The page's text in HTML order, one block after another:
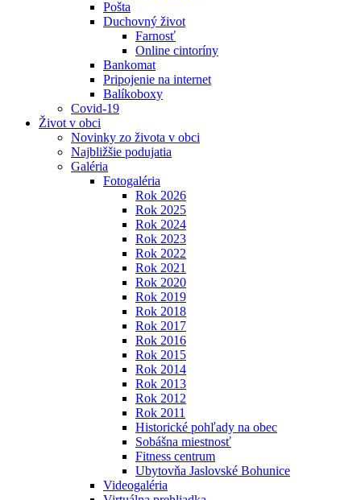
Pošta
Duchovný život
Farnosť
Online cintoríny
Bankomat
Pripojenie na internet
Balíkoboxy
Covid-19
Život v obci
Novinky zo života v obci
Najbližšie podujatia
Galéria
Fotogaléria
Rok 2026
Rok 2025
Rok 2024
Rok 2023
Rok 2022
Rok 2021
Rok 2020
Rok 2019
Rok 2018
Rok 2017
Rok 2016
Rok 2015
Rok 2014
Rok 2013
Rok 2012
Rok 2011
Historické pohľady na obec
Sobášna miestnosť
Fitness centrum
Ubytovňa Jaslovské Bohunice
Videogaléria